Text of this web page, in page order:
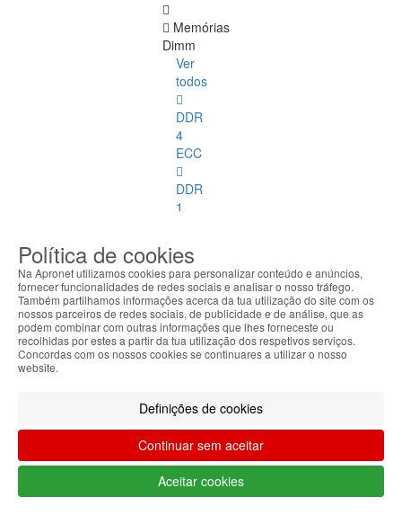
Memórias
Dimm
Ver
todos
DDR
4
ECC
DDR
1
2
DDR
3
DDR
DDR
ECC
DDR
3
Política de cookies
Na Apronet utilizamos cookies para personalizar conteúdo e anúncios,
fornecer funcionalidades de redes sociais e analisar o nosso tráfego.
Também partilhamos informações acerca da tua utilização do site com os
nossos parceiros de redes sociais, de publicidade e de análise, que as
podem combinar com outras informações que lhes forneceste ou
recolhidas por estes a partir da tua utilização dos respetivos serviços.
Concordas com os nossos cookies se continuares a utilizar o nosso
website.
Definições de cookies
Continuar sem aceitar
Aceitar cookies